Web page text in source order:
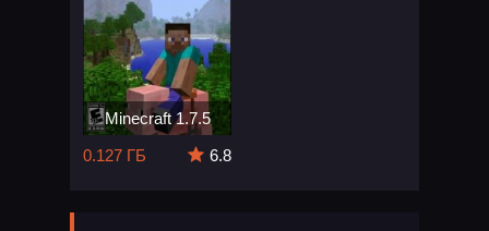
Minecraft 1.7.5
0.127 ГБ
6.8